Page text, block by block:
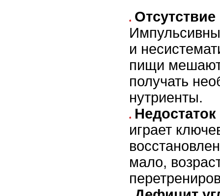
и
пищи
получать
нутриенты.
играет
мало,